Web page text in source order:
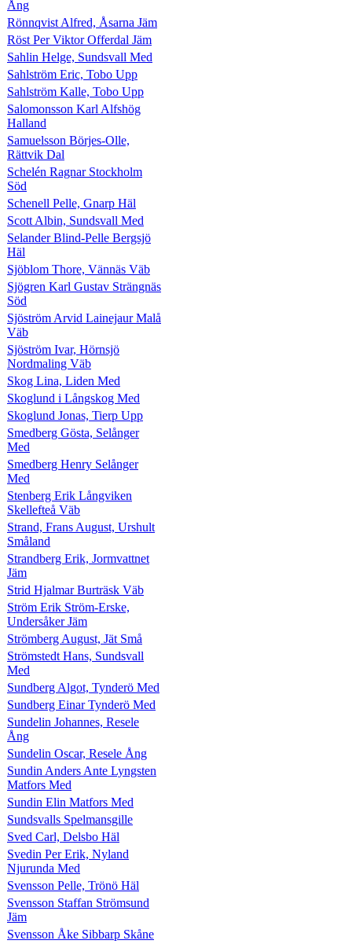
Ång
Rönnqvist Alfred, Åsarna Jäm
Röst Per Viktor Offerdal Jäm
Sahlin Helge, Sundsvall Med
Sahlström Eric, Tobo Upp
Sahlström Kalle, Tobo Upp
Salomonsson Karl Alfshög
Halland
Samuelsson Börjes-Olle,
Rättvik Dal
Schelén Ragnar Stockholm
Söd
Schenell Pelle, Gnarp Häl
Scott Albin, Sundsvall Med
Selander Blind-Pelle Bergsjö
Häl
Sjöblom Thore, Vännäs Väb
Sjögren Karl Gustav Strängnäs
Söd
Sjöström Arvid Lainejaur Malå
Väb
Sjöström Ivar, Hörnsjö
Nordmaling Väb
Skog Lina, Liden Med
Skoglund i Långskog Med
Skoglund Jonas, Tierp Upp
Smedberg Gösta, Selånger
Med
Smedberg Henry Selånger
Med
Stenberg Erik Långviken
Skellefteå Väb
Strand, Frans August, Urshult
Småland
Strandberg Erik, Jormvattnet
Jäm
Strid Hjalmar Burträsk Väb
Ström Erik Ström-Erske,
Undersåker Jäm
Strömberg August, Jät Små
Strömstedt Hans, Sundsvall
Med
Sundberg Algot, Tynderö Med
Sundberg Einar Tynderö Med
Sundelin Johannes, Resele
Ång
Sundelin Oscar, Resele Ång
Sundin Anders Ante Lyngsten
Matfors Med
Sundin Elin Matfors Med
Sundsvalls Spelmansgille
Sved Carl, Delsbo Häl
Svedin Per Erik, Nyland
Njurunda Med
Svensson Pelle, Trönö Häl
Svensson Staffan Strömsund
Jäm
Svensson Åke Sibbarp Skåne